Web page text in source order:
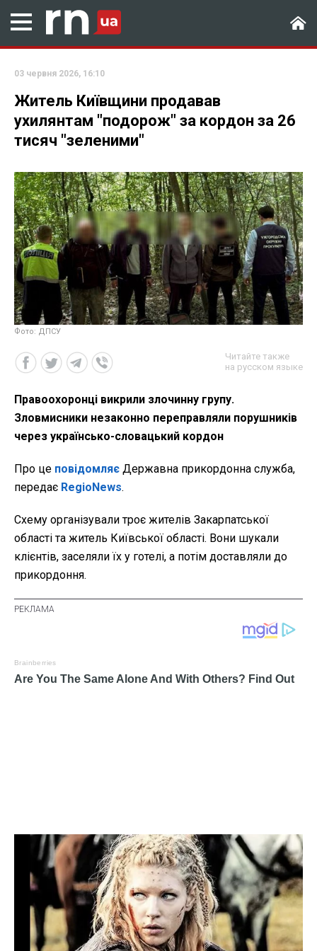
03 червня 2026, 16:10
Житель Київщини продавав
ухилянтам "подорож" за кордон за 26
тисяч "зеленими"
Фото: ДПСУ
Читайте также
на русском языке
Правоохоронці викрили злочинну групу.
Зловмисники незаконно переправляли порушників
через українсько-словацький кордон
Про це повідомляє Державна прикордонна служба,
передає RegioNews.
Схему організували троє жителів Закарпатської
області та житель Київської області. Вони шукали
клієнтів, заселяли їх у готелі, а потім доставляли до
прикордоння.